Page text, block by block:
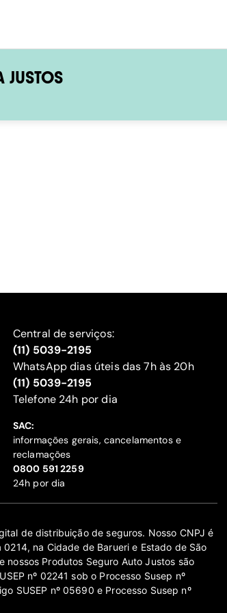
JUSTOS
Central de serviços:
(11) 5039-2195
WhatsApp dias úteis das 7h às 20h
(11) 5039-2195
‍Telefone 24h por dia
SAC:
informações gerais, cancelamentos e
reclamações
‍0800 591 2259
24h por dia
de distribuição de seguros. Nosso CNPJ é
na Cidade de Barueri e Estado de São
nossos Produtos Seguro Auto Justos são
nº 02241 sob o Processo Susep nº
SUSEP nº 05690 e Processo Susep nº